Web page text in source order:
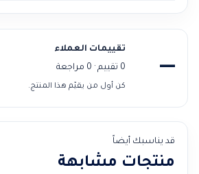
—
تقييمات العملاء
0 تقييم · 0 مراجعة
كن أول من يقيّم هذا المنتج.
قد يناسبك أيضاً
منتجات مشابهة